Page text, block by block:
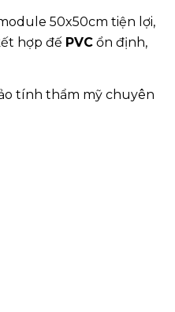
50x50cm tiện lợi,
hợp đế PVC ổn định,
tính thẩm mỹ chuyên